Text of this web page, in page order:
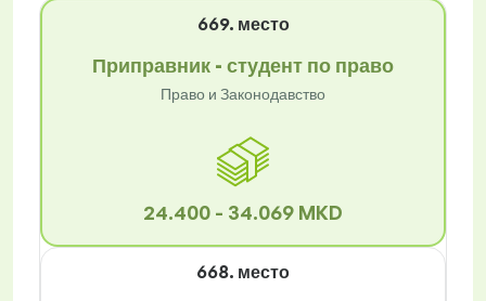
669. место
Приправник - студент по право
Право и Законодавство
24.400 - 34.069 MKD
668. место